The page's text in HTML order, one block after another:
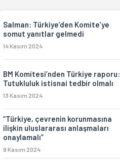
Salman: Türkiye’den Komite’ye
somut yanıtlar gelmedi
14 Kasım 2024
BM Komitesi’nden Türkiye raporu:
Tutukluluk istisnai tedbir olmalı
13 Kasım 2024
“Türkiye, çevrenin korunmasına
ilişkin uluslararası anlaşmaları
onaylamalı”
9 Kasım 2024